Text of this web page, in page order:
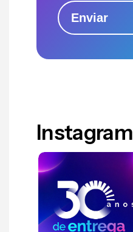
Enviar
Instagram